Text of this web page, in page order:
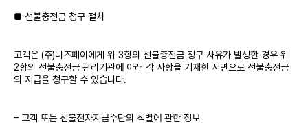
■ 선불충전금 청구 절차
고객은 (주)니즈페이에게 위 3항의 선불충전금 청구 사유가 발생한 경우 위
2항의 선불충전금 관리기관에 아래 각 사항을 기재한 서면으로 선불충전금
의 지급을 청구할 수 있습니다.
– 고객 또는 선불전자지급수단의 식별에 관한 정보